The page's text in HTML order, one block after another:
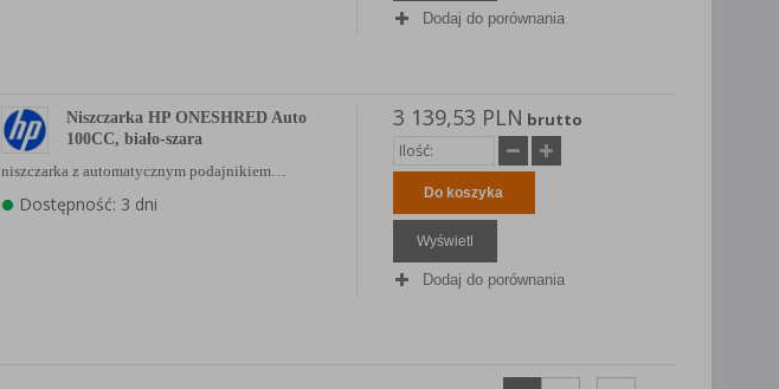
Dodaj do porównania
Niszczarka HP ONESHRED Auto
100CC, biało-szara
niszczarka z automatycznym podajnikiem…
Dostępność: 3 dni
3 139,53 PLN brutto
Do koszyka
Wyświetl
Dodaj do porównania